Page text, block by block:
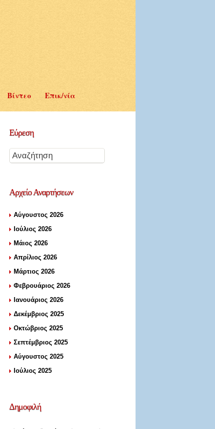
Βίντεο Επικ/νία
Εύρεση
ΑρχείοΑναρτήσεων
Αύγουστος 2026
Ιούλιος 2026
Μάιος 2026
Απρίλιος 2026
Μάρτιος 2026
Φεβρουάριος 2026
Ιανουάριος 2026
Δεκέμβριος 2025
Οκτώβριος 2025
Σεπτέμβριος 2025
Αύγουστος 2025
Ιούλιος 2025
Δημοφιλή